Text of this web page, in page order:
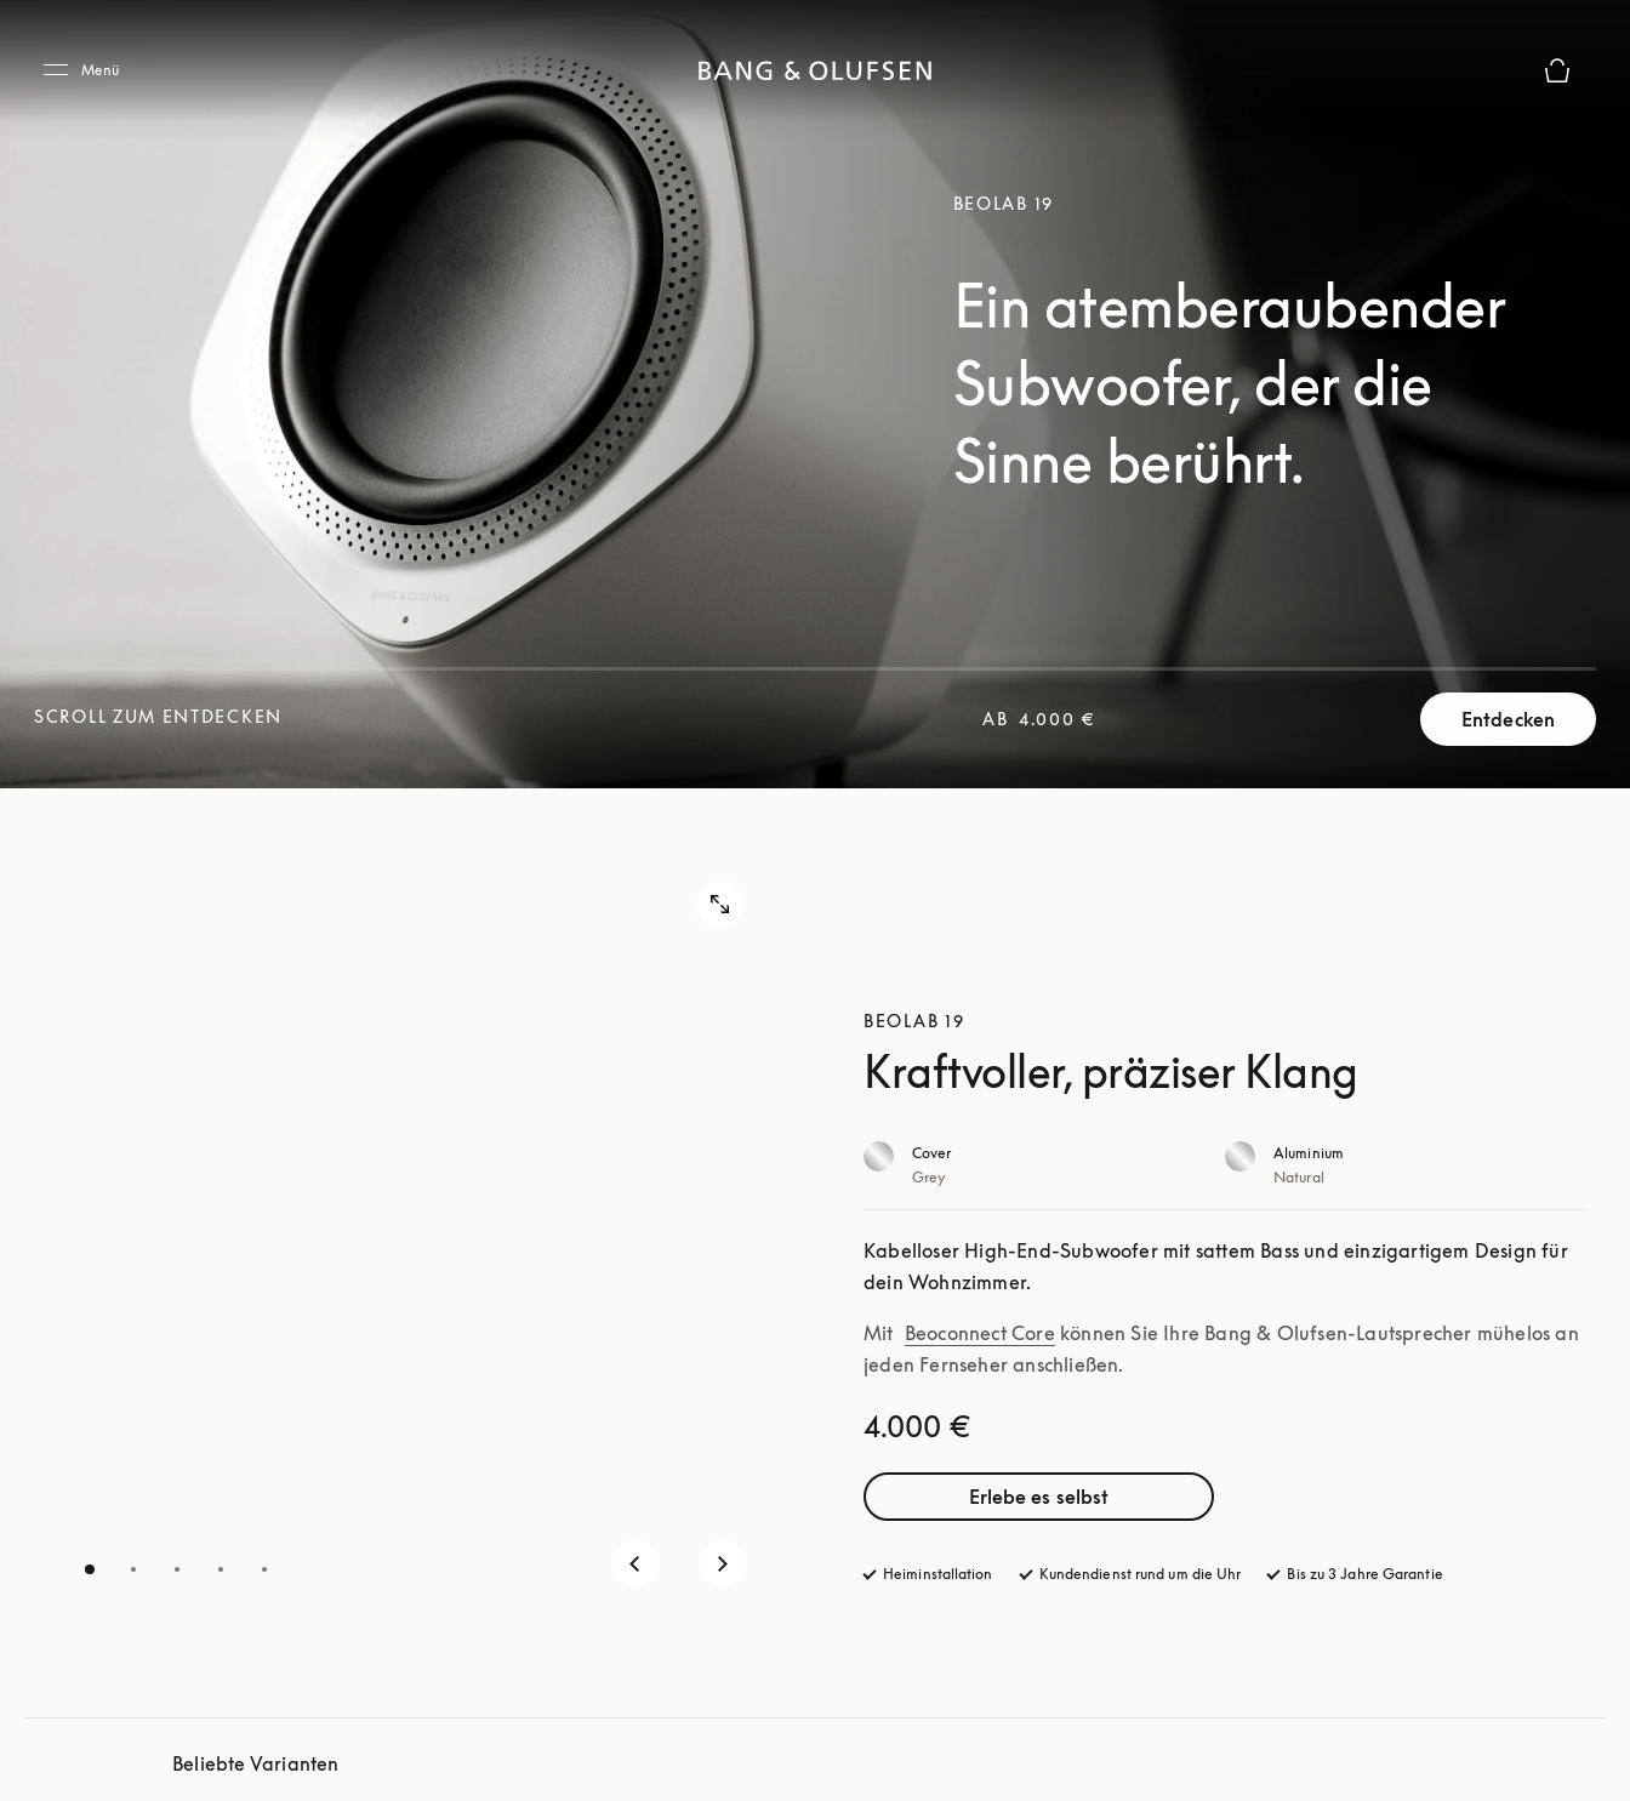
Menü
BEOLAB 19
Ein atemberaubender
Subwoofer, der die
Sinne berührt.
SCROLL ZUM ENTDECKEN AB 4.000 € Entdecken
BEOLAB 19
Kraftvoller, präziser Klang
Cover
Grey
Aluminium
Natural
4.000 €
Erlebe es selbst
Kabelloser High-End-Subwoofer mit sattem Bass und einzigartigem Design für
dein Wohnzimmer.
Mit Beoconnect Core können Sie Ihre Bang & Olufsen-Lautsprecher mühelos an
jeden Fernseher anschließen.
Heiminstallation Kundendienst rund um die Uhr öffnet sich in einem neuen Tab
Bis zu 3 Jahre Garantie
Beliebte Varianten